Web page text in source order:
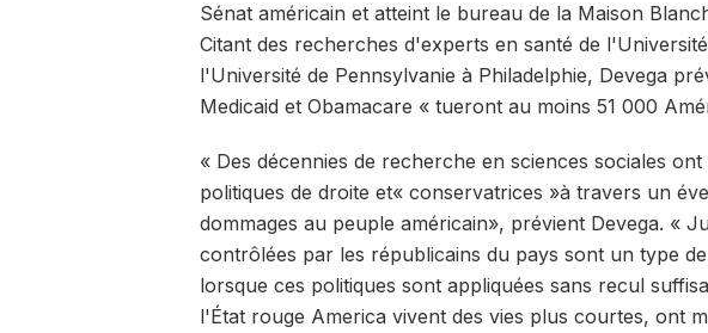
Sénat américain et atteint le bureau de la Maison
Citant des recherches d'experts en santé de
l'Université de Pennsylvanie à Philadelphie, Devega
Medicaid et Obamacare « tueront au moins 51 000
« Des décennies de recherche en sciences sociales
politiques de droite et« conservatrices »à travers un
dommages au peuple américain», prévient Devega. «
contrôlées par les républicains du pays sont un type
lorsque ces politiques sont appliquées sans recul
l'État rouge America vivent des vies plus courtes, ont